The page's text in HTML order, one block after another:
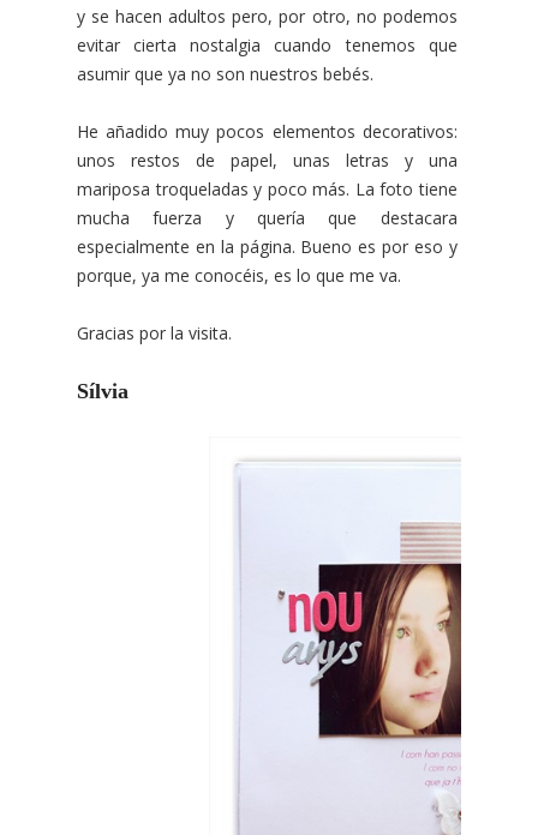
y se hacen adultos pero, por otro, no podemos
evitar cierta nostalgia cuando tenemos que
asumir que ya no son nuestros bebés.
He añadido muy pocos elementos decorativos:
unos restos de papel, unas letras y una
mariposa troqueladas y poco más. La foto tiene
mucha fuerza y quería que destacara
especialmente en la página. Bueno es por eso y
porque, ya me conocéis, es lo que me va.
Gracias por la visita.
Sílvia